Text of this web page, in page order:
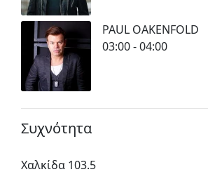
PAUL OAKENFOLD
03:00 - 04:00
Συχνότητα
Χαλκίδα 103.5